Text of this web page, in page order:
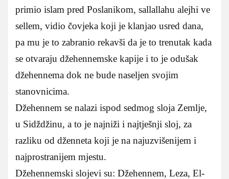
primio islam pred Poslanikom, sallallahu alejhi ve
sellem, vidio čovjeka koji je klanjao usred dana,
pa mu je to zabranio rekavši da je to trenutak kada
se otvaraju džehennemske kapije i to je odušak
džehennema dok ne bude naseljen svojim
stanovnicima.
Džehennem se nalazi ispod sedmog sloja Zemlje,
u Sidždžinu, a to je najniži i najtješnji sloj, za
razliku od dženneta koji je na najuzvišenijem i
najprostranijem mjestu.
Džehennemski slojevi su: Džehennem, Leza, El-